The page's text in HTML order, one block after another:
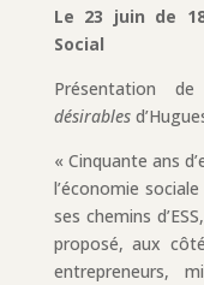
Le 23 juin de
Social
Présentation
désirables
« Cinquante ans
l’économie
ses chemins
proposé, aux
entrepreneurs,